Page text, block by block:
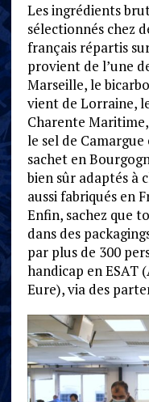
Les ingrédients
sélectionnés chez
français répartis
provient de l’une
Marseille, le
vient de Lorraine,
Charente
le sel de
sachet en
bien sûr adaptés à
aussi fabriqués en
Enfin, sachez que
dans des
par plus de 300
handicap en
Eure), via des